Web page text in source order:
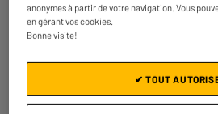
anonymes à partir de votre navigation. Vous
en gérant vos cookies.
Bonne visite!
✔ TOUT